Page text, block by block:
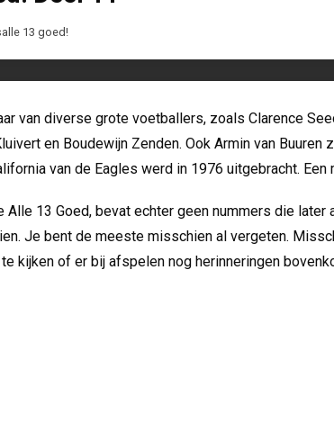
alle 13 goed!
van diverse grote voetballers, zoals Clarence
en Boudewijn Zenden. Ook Armin van Buuren
van de Eagles werd in 1976 uitgebracht. Een
Alle 13 Goed, bevat echter geen nummers die later
Je bent de meeste misschien al vergeten.
kijken of er bij afspelen nog herinneringen